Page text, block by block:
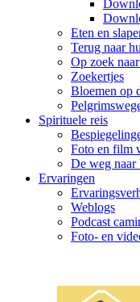
Eten en
Terug naar
Op zoek
Zoekertjes
Bloemen op
Spirituele reis
Foto en film
De weg naar
Ervaringen
Weblogs
Podcast
Foto- en